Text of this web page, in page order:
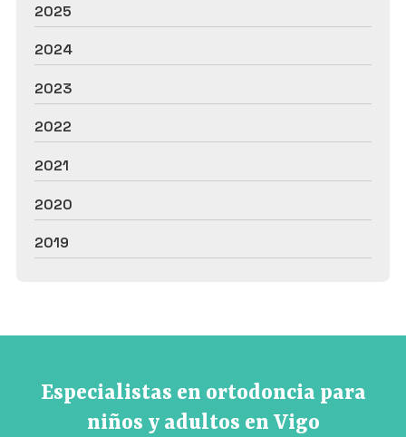
2025
2024
2023
2022
2021
2020
2019
Especialistas en ortodoncia para
niños y adultos en Vigo